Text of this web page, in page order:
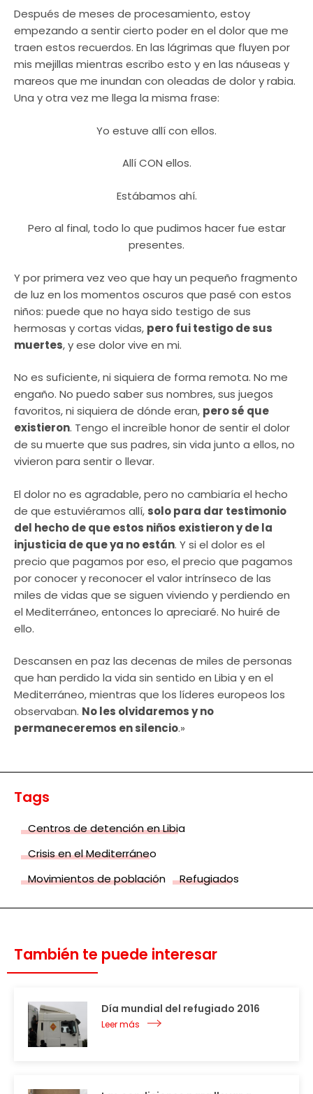
Después de meses de procesamiento, estoy
empezando a sentir cierto poder en el dolor que me
traen estos recuerdos. En las lágrimas que fluyen por
mis mejillas mientras escribo esto y en las náuseas y
mareos que me inundan con oleadas de dolor y rabia.
Una y otra vez me llega la misma frase:
Yo estuve allí con ellos.
Allí CON ellos.
Estábamos ahí.
Pero al final, todo lo que pudimos hacer fue estar
presentes.
Y por primera vez veo que hay un pequeño fragmento
de luz en los momentos oscuros que pasé con estos
niños: puede que no haya sido testigo de sus
hermosas y cortas vidas, pero fui testigo de sus
muertes, y ese dolor vive en mi.
No es suficiente, ni siquiera de forma remota. No me
engaño. No puedo saber sus nombres, sus juegos
favoritos, ni siquiera de dónde eran, pero sé que
existieron. Tengo el increíble honor de sentir el dolor
de su muerte que sus padres, sin vida junto a ellos, no
vivieron para sentir o llevar.
El dolor no es agradable, pero no cambiaría el hecho
de que estuviéramos allí, solo para dar testimonio
del hecho de que estos niños existieron y de la
injusticia de que ya no están. Y si el dolor es el
precio que pagamos por eso, el precio que pagamos
por conocer y reconocer el valor intrínseco de las
miles de vidas que se siguen viviendo y perdiendo en
el Mediterráneo, entonces lo apreciaré. No huiré de
ello.
Descansen en paz las decenas de miles de personas
que han perdido la vida sin sentido en Libia y en el
Mediterráneo, mientras que los líderes europeos los
observaban. No les olvidaremos y no
permaneceremos en silencio.»
Tags
Centros de detención en Libia
Crisis en el Mediterráneo
Movimientos de población
Refugiados
También te puede interesar
Día mundial del refugiado 2016
Leer más